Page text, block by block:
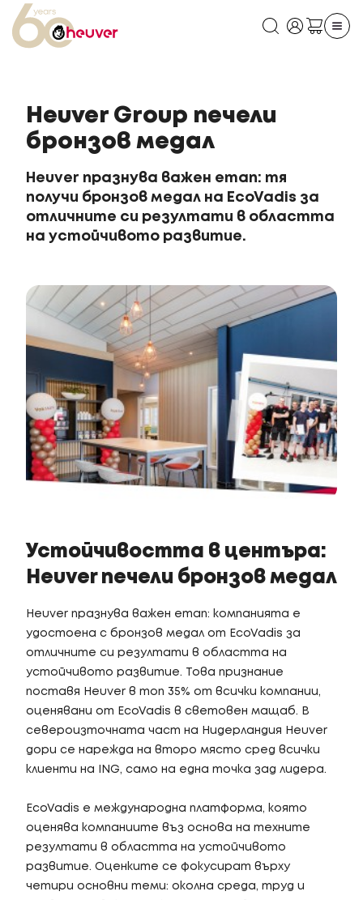
Heuver Group печели
бронзов медал
Heuver празнува важен етап: тя
получи бронзов медал на EcoVadis за
отличните си резултати в областта
на устойчивото развитие.
Устойчивостта в центъра:
Heuver печели бронзов медал
Heuver празнува важен етап: компанията е
удостоена с бронзов медал от EcoVadis за
отличните си резултати в областта на
устойчивото развитие. Това признание
поставя Heuver в топ 35% от всички компании,
оценявани от EcoVadis в световен мащаб. В
североизточната част на Нидерландия Heuver
дори се нарежда на второ място сред всички
клиенти на ING, само на една точка зад лидера.
EcoVadis е международна платформа, която
оценява компаниите въз основа на техните
резултати в областта на устойчивото
развитие. Оценките се фокусират върху
четири основни теми: околна среда, труд и